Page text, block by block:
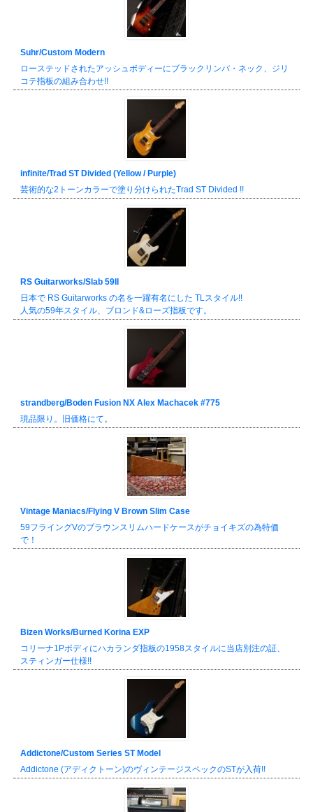
Suhr/Custom Modern
ローステッドされたアッシュボディーにブラックリンバ・ネック、ジリ
コテ指板の組み合わせ!!
infinite/Trad ST Divided (Yellow / Purple)
芸術的な2トーンカラーで塗り分けられたTrad ST Divided !!
RS Guitarworks/Slab 59II
日本で RS Guitarworks の名を一躍有名にした TLスタイル!!
人気の59年スタイル、ブロンド&ローズ指板です。
strandberg/Boden Fusion NX Alex Machacek #775
現品限り。旧価格にて。
Vintage Maniacs/Flying V Brown Slim Case
59フライングVのブラウンスリムハードケースがチョイキズの為特価
で！
Bizen Works/Burned Korina EXP
コリーナ1Pボディにハカランダ指板の1958スタイルに当店別注の証、
スティンガー仕様!!
Addictone/Custom Series ST Model
Addictone (アディクトーン)のヴィンテージスペックのSTが入荷!!